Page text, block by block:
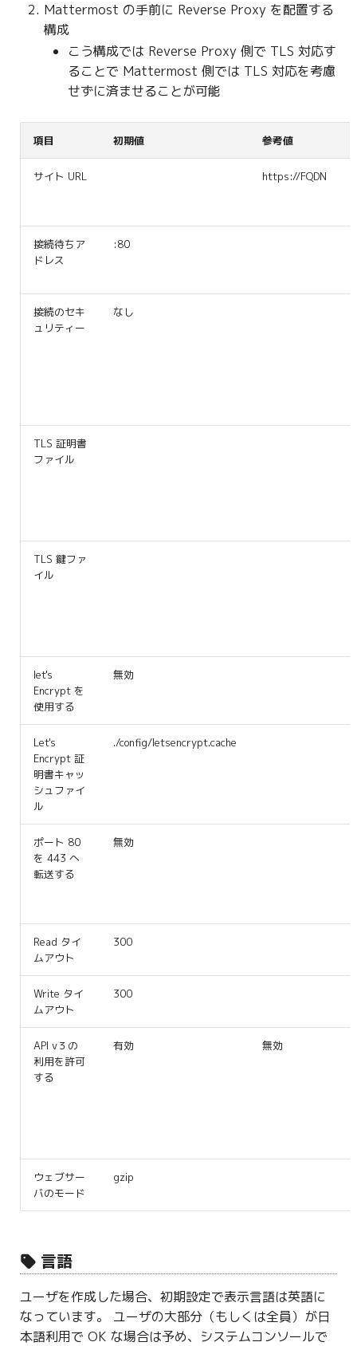
Mattermost の手前に Reverse Proxy を配置する
構成
こう構成では Reverse Proxy 側で TLS 対応す
ることで Mattermost 側では TLS 対応を考慮
せずに済ませることが可能
項目 初期値 参考値
サイト URL https://FQDN
接続待ちア
ドレス
:80
接続のセキ
ュリティー
なし
TLS 証明書
ファイル
TLS 鍵ファ
イル
let's
Encrypt を
使用する
無効
Let's
Encrypt 証
明書キャッ
シュファイ
ル
./config/letsencrypt.cache
ポート 80
を 443 へ
転送する
無効
Read タイ
ムアウト
300
Write タイ
ムアウト
300
API v３の
利用を許可
する
有効 無効
ウェブサー
バのモード
gzip
言語
ユーザを作成した場合、初期設定で表示言語は英語に
なっています。 ユーザの大部分（もしくは全員）が日
本語利用で OK な場合は予め、システムコンソールで